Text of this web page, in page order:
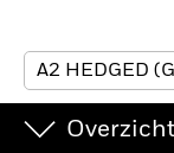
Overzicht